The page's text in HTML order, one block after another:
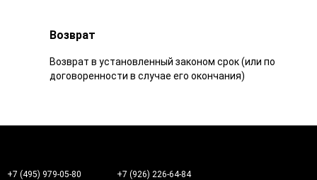
Возврат
Возврат в установленный законом срок (или по
договоренности в случае его окончания)
+7 (495) 979-05-80 +7 (926) 226-64-84